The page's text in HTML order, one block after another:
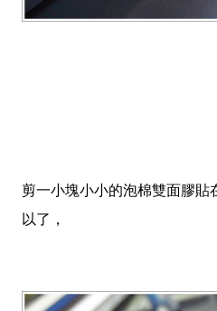
剪一小塊小小的泡棉雙面膠
以了，